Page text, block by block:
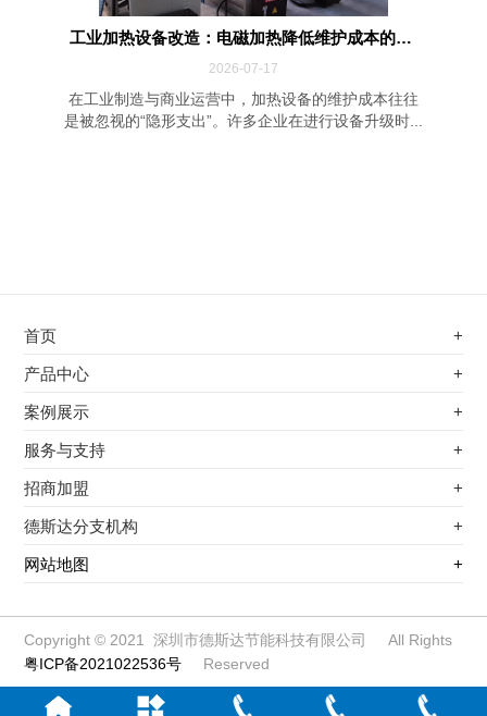
工业加热设备改造：电磁加热降低维护成本的四...
2026-07-17
在工业制造与商业运营中，加热设备的维护成本往往
是被忽视的“隐形支出”。许多企业在进行设备升级时...
首页 +
不锈钢专用电磁加热器
电磁蒸汽发生器
电磁加热棒配件
扩散泵电磁加热器
柜式电磁加热器
电磁锅炉配件
定制电磁加热线圈
产品中心 +
不锈钢专用电磁加热器
电磁蒸汽发生器
电磁加热棒配件
变频电磁采暖炉
柜式电磁加热器
电磁锅炉配件
案例展示 +
最新案例
其他应用
服务与支持 +
服务覆盖网络
服务流程
招商加盟 +
前景分析
加盟条件
加盟流程
德斯达分支机构 +
江信电子机构
网站地图 +
Copyright © 2021 深圳市德斯达节能科技有限公司 All Rights
Reserved
粤ICP备2021022536号